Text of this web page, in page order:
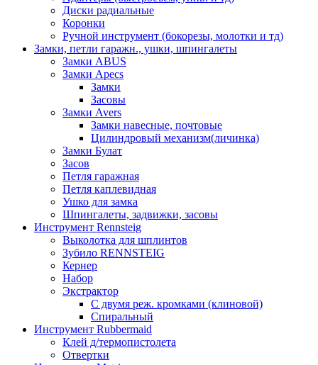
Диски радиальные
Коронки
Ручной инструмент (бокорезы, молотки и тд)
Замки, петли гаражн., ушки, шпингалеты
Замки ABUS
Замки Apecs
Замки
Засовы
Замки Avers
Замки навесные, почтовые
Цилиндровый механизм(личинка)
Замки Булат
Засов
Петля гаражная
Петля каплевидная
Ушко для замка
Шпингалеты, задвижки, засовы
Инструмент Rennsteig
Выколотка для шплинтов
Зубило RENNSTEIG
Кернер
Набор
Экстрактор
С двумя реж. кромками (клиновой)
Спиральный
Инструмент Rubbermaid
Клей д/термопистолета
Отвертки